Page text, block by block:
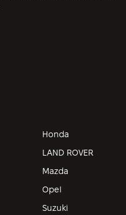
Honda
LAND ROVER
Mazda
Opel
Suzuki